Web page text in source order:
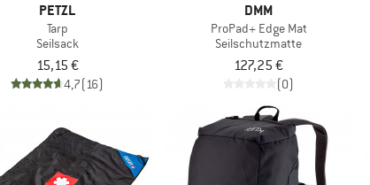
PETZL
Tarp
Seilsack
15,15 €
4,7(16)
DMM
ProPad+ Edge Mat
Seilschutzmatte
127,25 €
(0)